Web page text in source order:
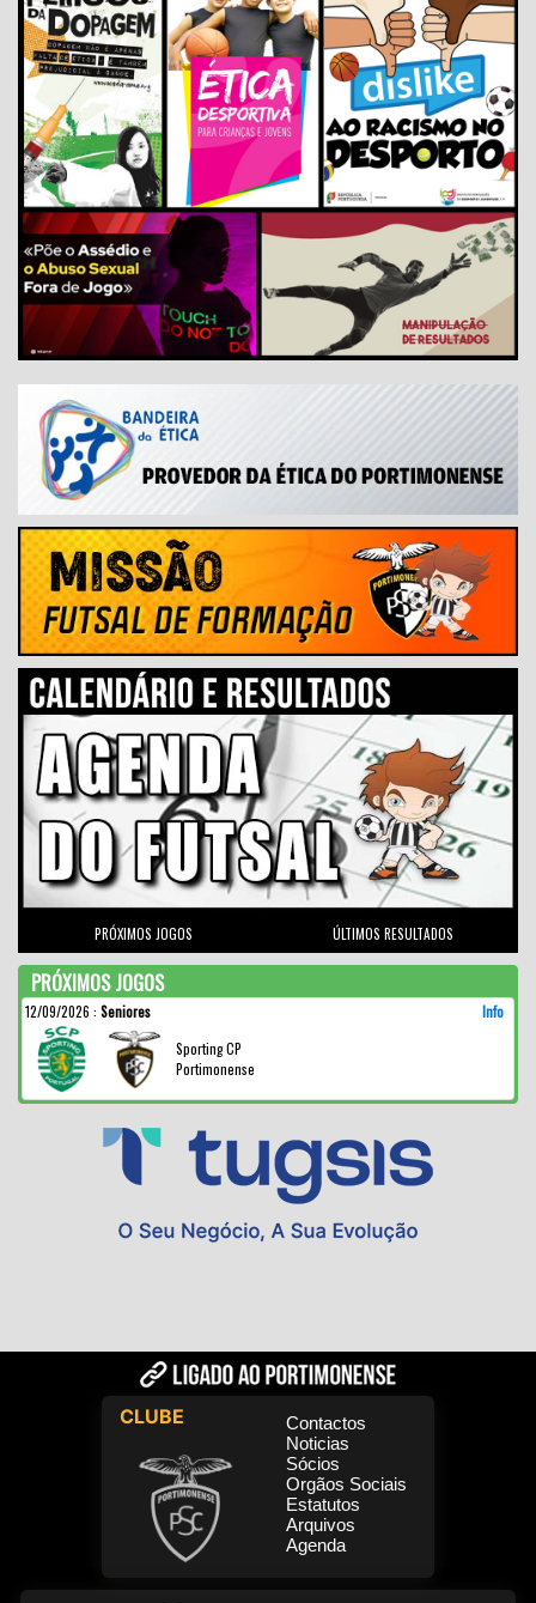
PRÓXIMOS JOGOS ÚLTIMOS RESULTADOS
PRÓXIMOS JOGOS
12/09/2026 : Seniores
Info
Sporting CP
Portimonense
CLUBE
Contactos
Noticias
Sócios
Orgãos Sociais
Estatutos
Arquivos
Agenda